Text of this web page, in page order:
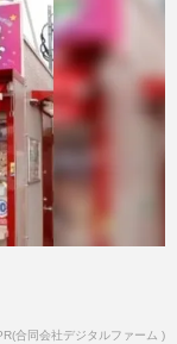
合同会社デジタルファーム )